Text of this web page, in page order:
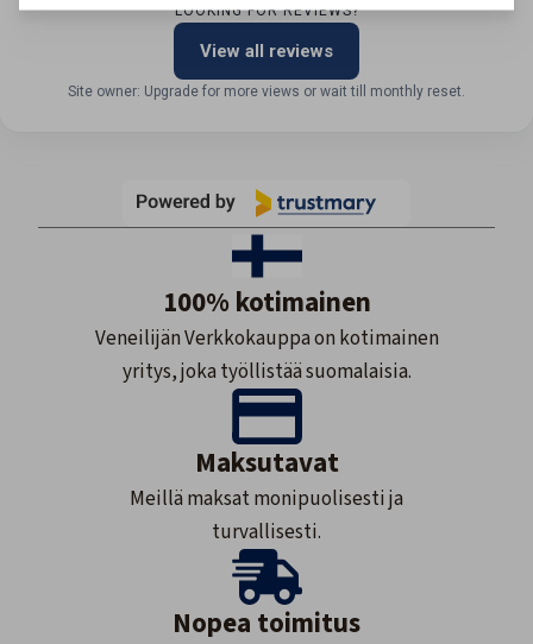
LOOKING FOR REVIEWS?
View all reviews
Site owner: Upgrade for more views or wait till monthly reset.
100% kotimainen
Veneilijän Verkkokauppa on kotimainen
yritys, joka työllistää suomalaisia.
Maksutavat
Meillä maksat monipuolisesti ja
turvallisesti.
Nopea toimitus